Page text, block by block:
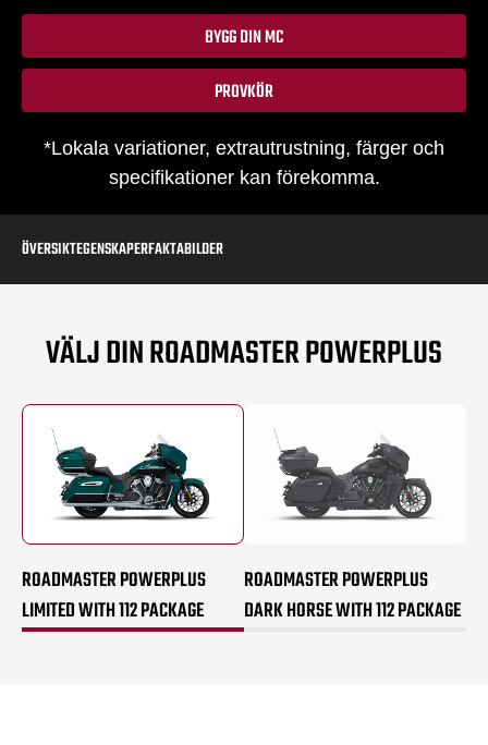
BYGG DIN MC
PROVKÖR
*Lokala variationer, extrautrustning, färger och
specifikationer kan förekomma.
ÖVERSIKTEGENSKAPERFAKTABILDER
VÄLJ DIN ROADMASTER POWERPLUS
ROADMASTER POWERPLUS
LIMITED WITH 112 PACKAGE
ROADMASTER POWERPLUS
DARK HORSE WITH 112 PACKAGE